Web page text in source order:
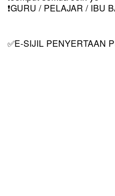
❗️GURU / PELAJAR / IBU
✅E-SIJIL PENYERTAAN